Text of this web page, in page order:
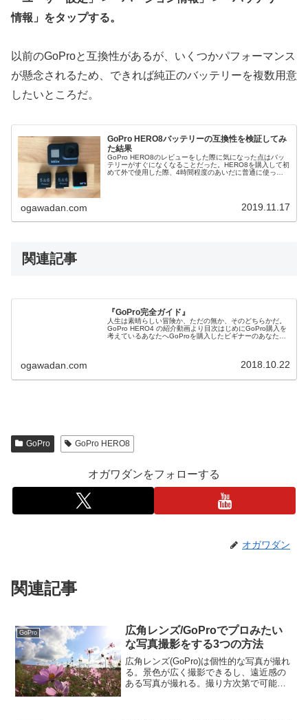
情報」をタップする。
以前のGoProと互換性があるが、いくつかパフォーマンス
が懸念されるため、できれば純正のバッテリーを複数用意
したいところだ。
GoPro HERO8バッテリーの互換性を検証してみ
た結果
GoPro HERO8のレビューをした際に気になった点はバッ
テリーがすぐになくなることだった。HERO8を購入して初
めて外で使用した際、4時間程度のあいだに普通に使った
ogawadan.com 2019.11.17
関連記事
『GoPro完全ガイド』
人生は素晴らしい冒険か、ただの無か、そのどちらかだ。
GoPro HERO4 の紹介動画より目次はじめにGoPro購入を
考えているあなたへGoProを購入したビギナーのあなたへ
ogawadan.com 2018.10.22
GoPro GoPro HERO8
オガワダンをフォローする
オガワダン
関連記事
GoPro
広角レンズ/GoProでプロみたい
な写真撮影をする3つの方法
広角レンズ(GoPro)は個性的な写真が撮れ
る。景色が広く撮影できるし、遠近感の
ある写真が撮れる。撮り方次第で可能性